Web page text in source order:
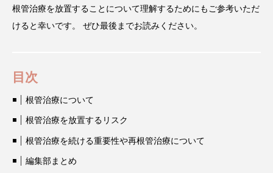
根管治療を放置することについて理解するためにもご参考いただ
けると幸いです。 ぜひ最後までお読みください。
目次
根管治療について
根管治療を放置するリスク
根管治療を続ける重要性や再根管治療について
編集部まとめ